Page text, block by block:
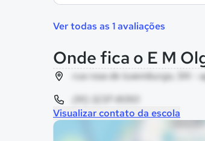
Ver todas as 1 avaliações
Onde fica o E M
rua rosa de luxemburgo, SN -
(91) 3237-8050
Visualizar contato da escola